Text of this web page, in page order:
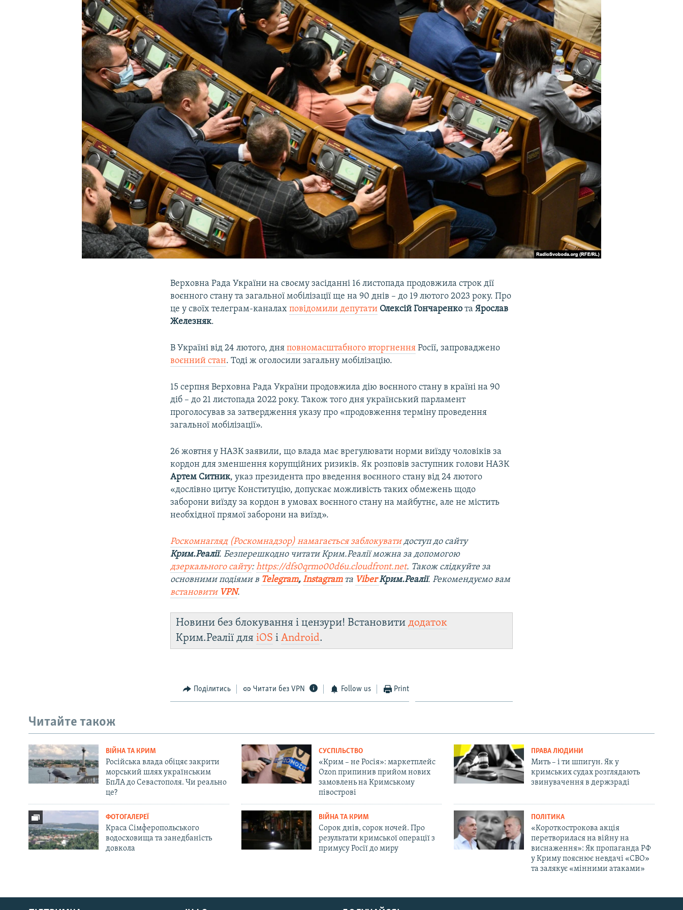
УКРАЇНСЬКА ПРОБЛЕМА КРИМУ
Русский
Верховна Рада України на своєму засіданні 16 листопада продовжила строк дії
воєнного стану та загальної мобілізації ще на 90 днів – до 19 лютого 2023 року. Про
це у своїх телеграм-каналахповідомили депутати Олексій Гончаренкота Ярослав
Железняк.
В Україні від 24 лютого, дняповномасштабного вторгнення Росії, запроваджено
воєнний стан. Тоді ж оголосили загальну мобілізацію.
15 серпня Верховна Рада України продовжила дію воєнного стану в країні на 90
діб – до 21 листопада 2022 року. Також того дня український парламент
проголосував за затвердження указу про «продовження терміну проведення
загальної мобілізації».
26 жовтня у НАЗК заявили, що влада має врегулювати норми виїзду чоловіків за
кордон для зменшення корупційних ризиків. Як розповів заступник голови НАЗК
Артем Ситник, указ президента про введення воєнного стану від 24 лютого
«дослівно цитує Конституцію, допускає можливість таких обмежень щодо
заборони виїзду за кордон в умовах воєнного стану на майбутнє, але не містить
необхідної прямої заборони на виїзд».
Роскомнагляд (Роскомнадзор) намагається заблокуватидоступ до сайту
Крим.Реалії. Безперешкодно читати Крим.Реалії можна за допомогою
дзеркального сайту:https://dfs0qrmo00d6u.cloudfront.net. Також слідкуйте за
основними подіями в Telegram,Instagramта ViberКрим.Реалії. Рекомендуємо вам
встановити VPN.
Новини без блокування і цензури! Встановитидодаток
Крим.Реалії дляiOS іAndroid.
Поділитись Читати без VPN Follow us Print
Читайте також
ВІЙНА ТА КРИМ
Російська влада обіцяє закрити
морський шлях українським
БпЛА до Севастополя. Чи реально
це?
СУСПІЛЬСТВО
«Крим – не Росія»: маркетплейс
Ozon припинив прийом нових
замовлень на Кримському
півострові
ПРАВА ЛЮДИНИ
Мить – і ти шпигун. Як у
кримських судах розглядають
звинувачення в держзраді
ФОТОГАЛЕРЕЇ
Краса Сімферопольського
водосховища та занедбаність
довкола
ВІЙНА ТА КРИМ
Сорок днів, сорок ночей. Про
результати кримської операції з
примусу Росії до миру
ПОЛІТИКА
«Короткострокова акція
перетворилася на війну на
виснаження»: Як пропаганда РФ
у Криму пояснює невдачі «СВО»
та залякує «мінними атаками»